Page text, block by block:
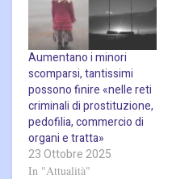
Aumentano i minori
scomparsi, tantissimi
possono finire «nelle reti
criminali di prostituzione,
pedofilia, commercio di
organi e tratta»
23 Ottobre 2025
In "Attualità"